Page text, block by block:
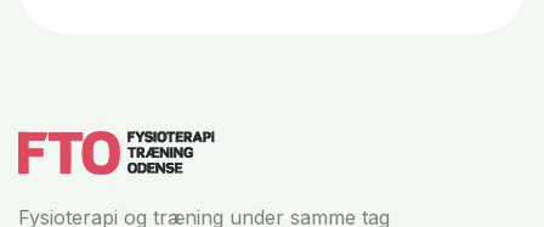
Fysioterapi og træning under samme tag